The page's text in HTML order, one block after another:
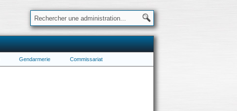
Gendarmerie Commissariat